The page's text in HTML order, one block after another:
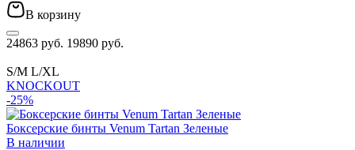
В корзину
24863 руб. 19890 руб.
S/M L/XL
KNOCKOUT
-25%
Боксерские бинты Venum Tartan Зеленые
В наличии